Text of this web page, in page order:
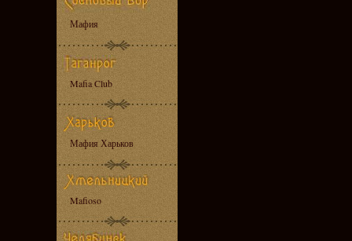
Мафия
Mafia Club
Мафия Харьков
Mafioso